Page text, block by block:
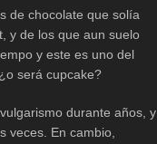
de chocolate que solía
y de los que aun suelo
y este es uno del
será cupcake?
durante años, y
veces. En cambio,